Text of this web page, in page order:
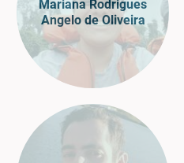
Mariana Rodrigues
Angelo de Oliveira